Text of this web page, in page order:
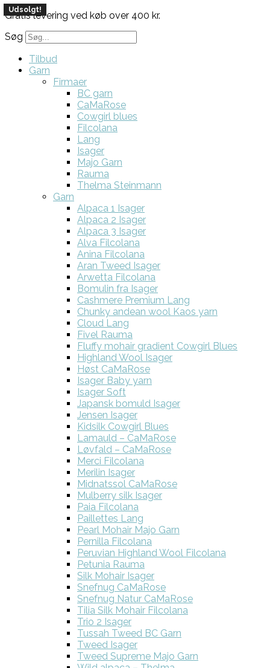
Gratis levering ved køb over 400 kr.
Søg
Tilbud
Garn
Firmaer
BC garn
CaMaRose
Cowgirl blues
Filcolana
Lang
Isager
Majo Garn
Rauma
Thelma Steinmann
Garn
Alpaca 1 Isager
Alpaca 2 Isager
Alpaca 3 Isager
Alva Filcolana
Anina Filcolana
Aran Tweed Isager
Arwetta Filcolana
Bomulin fra Isager
Cashmere Premium Lang
Chunky andean wool Kaos yarn
Cloud Lang
Fivel Rauma
Fluffy mohair gradient Cowgirl Blues
Highland Wool Isager
Høst CaMaRose
Isager Baby yarn
Isager Soft
Japansk bomuld Isager
Jensen Isager
Kidsilk Cowgirl Blues
Lamauld – CaMaRose
Løvfald – CaMaRose
Merci Filcolana
Merilin Isager
Midnatssol CaMaRose
Mulberry silk Isager
Paia Filcolana
Paillettes Lang
Pearl Mohair Majo Garn
Pernilla Filcolana
Peruvian Highland Wool Filcolana
Petunia Rauma
Silk Mohair Isager
Snefnug CaMaRose
Snefnug Natur CaMaRose
Tilia Silk Mohair Filcolana
Trio 2 Isager
Tussah Tweed BC Garn
Tweed Isager
Tweed Supreme Majo Garn
Udsolgt!
Udsolgt!